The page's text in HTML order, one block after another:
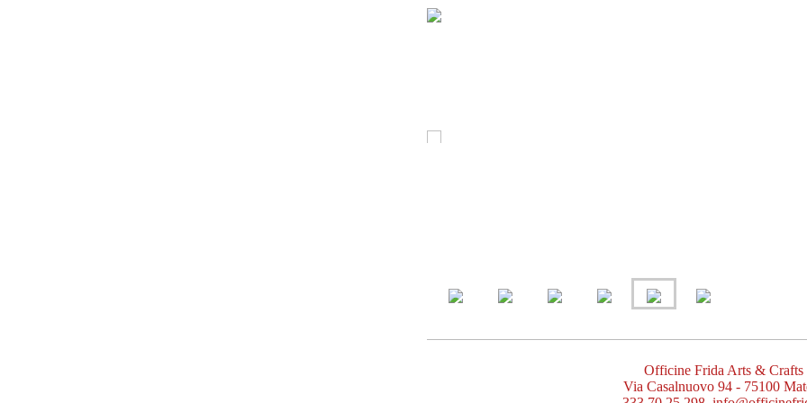
Officine Frida Arts & Crafts
Via Casalnuovo 94 - 75100